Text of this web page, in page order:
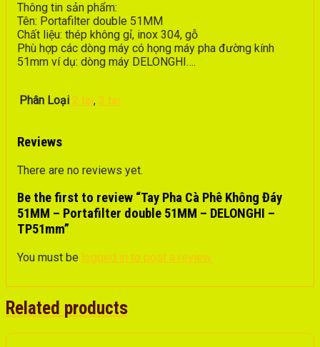
Thông tin sản phẩm:
Tên: Portafilter double 51MM
Chất liệu: thép không gỉ, inox 304, gỗ
Phù hợp các dòng máy có họng máy pha đường kính
51mm ví dụ: dòng máy DELONGHI….
Phân Loại 2 tai, 3 tai
Reviews
There are no reviews yet.
Be the first to review “Tay Pha Cà Phê Không Đáy
51MM – Portafilter double 51MM – DELONGHI –
TP51mm”
You must be logged in to post a review.
Related products